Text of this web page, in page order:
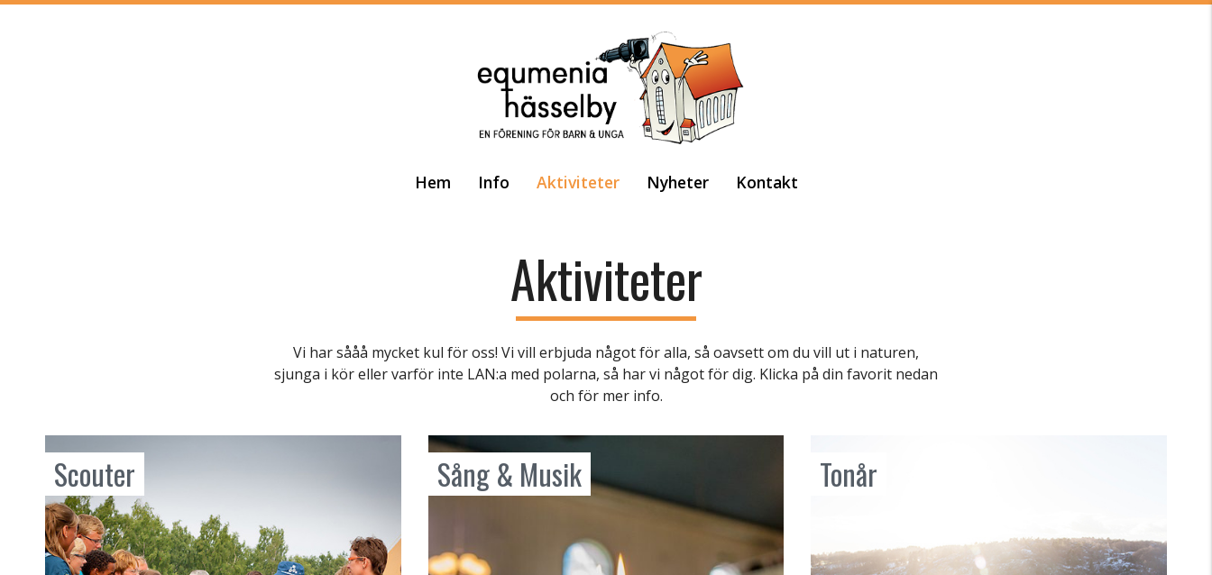
Hem Info Aktiviteter Nyheter Kontakt
Aktiviteter
Vi har sååå mycket kul för oss! Vi vill erbjuda något för alla, så oavsett om du vill ut i naturen,
sjunga i kör eller varför inte LAN:a med polarna, så har vi något för dig. Klicka på din favorit nedan
och för mer info.
Scouter Sång & Musik Tonår